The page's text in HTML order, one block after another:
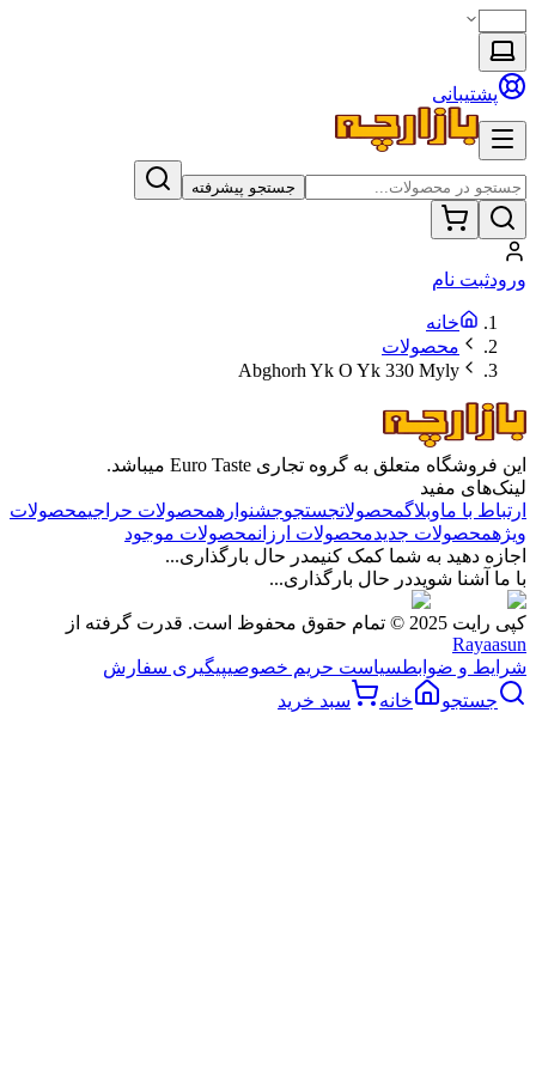
پشتیبانی
جستجو پیشرفته
ورودثبت نام
خانه
محصولات
Abghorh Yk O Yk 330 Myly
این فروشگاه متعلق به گروه تجاری Euro Taste میباشد.
لینک‌های مفید
ارتباط با ماوبلاگمحصولاتجستجوجشنوارهمحصولات حراجیمحصولات
ویژهمحصولات جدیدمحصولات ارزانمحصولات موجود
اجازه دهید به شما کمک کنیمدر حال بارگذاری...
با ما آشنا شویددر حال بارگذاری...
کپی رایت 2025 © تمام حقوق محفوظ است. قدرت گرفته از
Rayaasun
شرایط و ضوابطسیاست حریم خصوصیپیگیری سفارش
جستجو
خانه سبد خرید